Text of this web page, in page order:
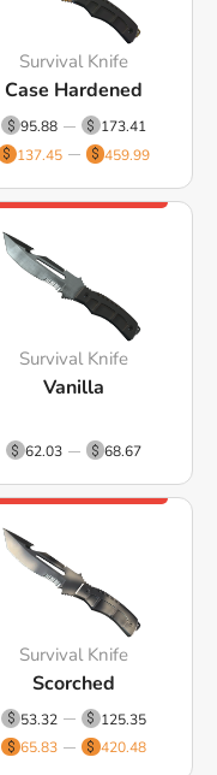
Survival Knife
Case Hardened
95.88
173.41
137.45
459.99
Survival Knife
Vanilla
62.03 68.67
Survival Knife
Scorched
53.32
125.35
65.83
420.48